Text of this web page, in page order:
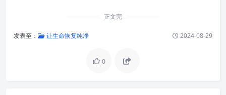
正文完
发表至： 让生命恢复纯净 2024-08-29
0